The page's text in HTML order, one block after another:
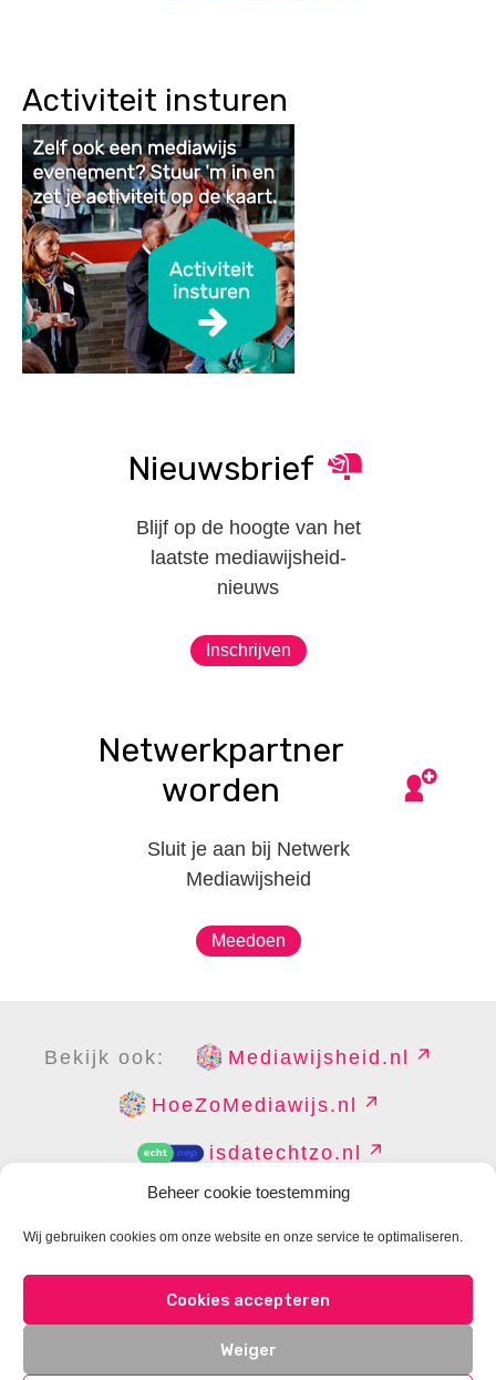
Beheer cookie toestemming
Wij gebruiken cookies om onze website en onze service te optimaliseren.
Cookies accepteren
Weiger
Activiteit insturen
Nieuwsbrief
Blijf op de hoogte van het
laatste mediawijsheid-
nieuws
Inschrijven
Netwerkpartner
worden
Sluit je aan bij Netwerk
Mediawijsheid
Meedoen
Bekijk ook: Mediawijsheid.nl
HoeZoMediawijs.nl
isdatechtzo.nl
DISCLAIMER PRIVACY
CONTACT
COOKIES BEHEREN